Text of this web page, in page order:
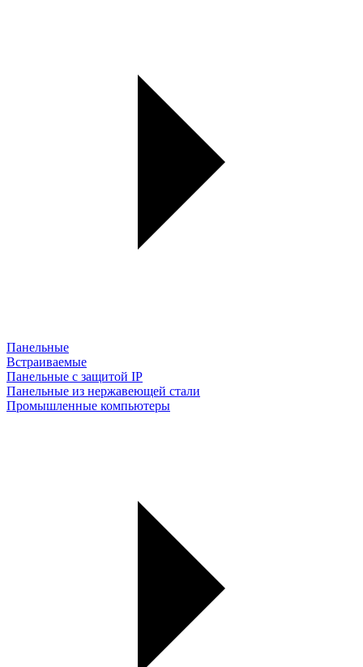
Панельные
Встраиваемые
Панельные с защитой IP
Панельные из нержавеющей стали
Промышленные компьютеры